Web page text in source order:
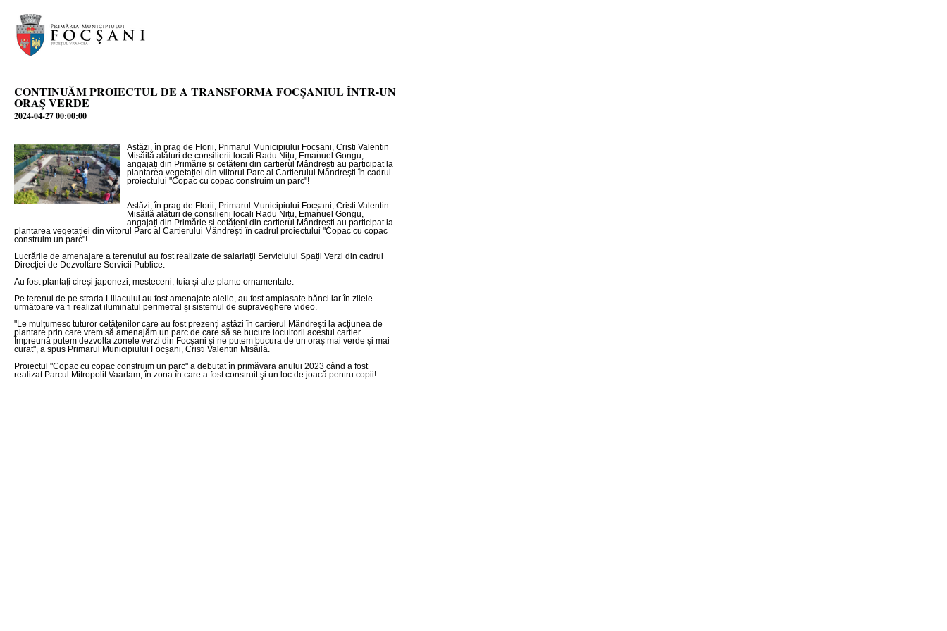
CONTINUĂM PROIECTUL DE A TRANSFORMA FOCŞANIUL ÎNTR-UN
ORAŞ VERDE
2024-04-27 00:00:00
Astăzi, în prag de Florii, Primarul Municipiului Focșani, Cristi Valentin
Misăilă alături de consilierii locali Radu Nițu, Emanuel Gongu,
angajați din Primărie și cetățeni din cartierul Mândrești au participat la
plantarea vegetației din viitorul Parc al Cartierului Mândreşti în cadrul
proiectului "Copac cu copac construim un parc"!
Astăzi, în prag de Florii, Primarul Municipiului Focșani, Cristi Valentin
Misăilă alături de consilierii locali Radu Nițu, Emanuel Gongu,
angajați din Primărie și cetățeni din cartierul Mândrești au participat la
plantarea vegetației din viitorul Parc al Cartierului Mândreşti în cadrul proiectului "Copac cu copac
construim un parc"!
Lucrările de amenajare a terenului au fost realizate de salariații Serviciului Spații Verzi din cadrul
Direcției de Dezvoltare Servicii Publice.
Au fost plantați cireși japonezi, mesteceni, tuia și alte plante ornamentale.
Pe terenul de pe strada Liliacului au fost amenajate aleile, au fost amplasate bănci iar în zilele
următoare va fi realizat iluminatul perimetral și sistemul de supraveghere video.
"Le mulțumesc tuturor cetățenilor care au fost prezenți astăzi în cartierul Mândrești la acțiunea de
plantare prin care vrem să amenajăm un parc de care să se bucure locuitorii acestui cartier.
Împreună putem dezvolta zonele verzi din Focșani și ne putem bucura de un oraș mai verde și mai
curat", a spus Primarul Municipiului Focșani, Cristi Valentin Misăilă.
Proiectul "Copac cu copac construim un parc" a debutat în primăvara anului 2023 când a fost
realizat Parcul Mitropolit Vaarlam, în zona în care a fost construit şi un loc de joacă pentru copii!